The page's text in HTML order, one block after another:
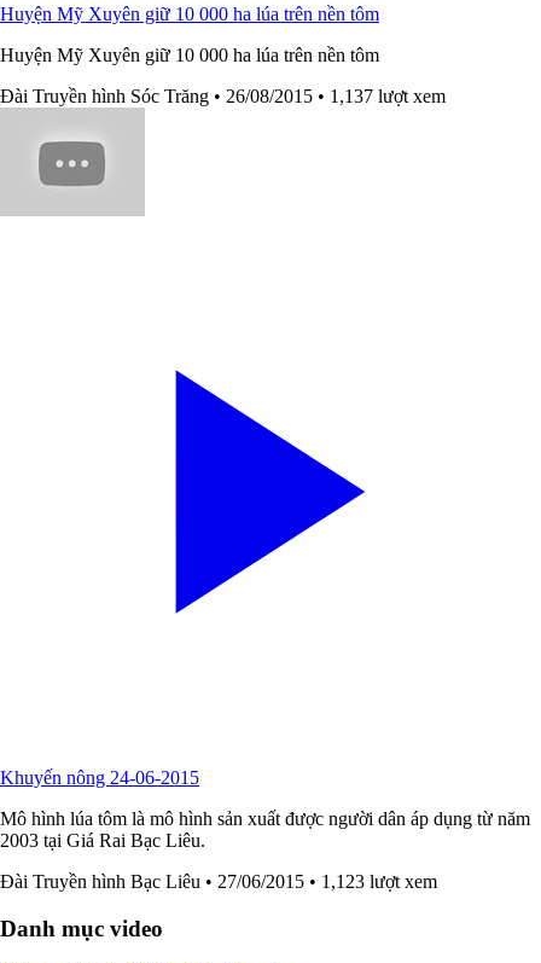
Huyện Mỹ Xuyên giữ 10 000 ha lúa trên nền tôm
Huyện Mỹ Xuyên giữ 10 000 ha lúa trên nền tôm
Đài Truyền hình Sóc Trăng • 26/08/2015 • 1,137 lượt xem
Khuyến nông 24-06-2015
Mô hình lúa tôm là mô hình sản xuất được người dân áp dụng từ năm
2003 tại Giá Rai Bạc Liêu.
Đài Truyền hình Bạc Liêu • 27/06/2015 • 1,123 lượt xem
Danh mục video